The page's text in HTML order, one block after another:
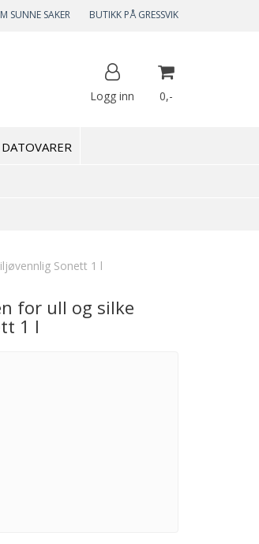
SUNNE SAKER BUTIKK PÅ GRESSVIK
Logg inn 0,-
Sonett 1 l
for ull og silke
1 l